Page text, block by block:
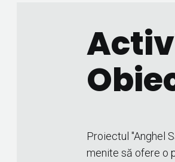
Proiectul "Anghel
menite să ofere o